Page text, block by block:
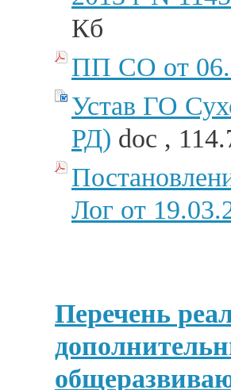
Кб
ПП СО от
Устав ГО
РД) doc ,
Лог от
Перечень